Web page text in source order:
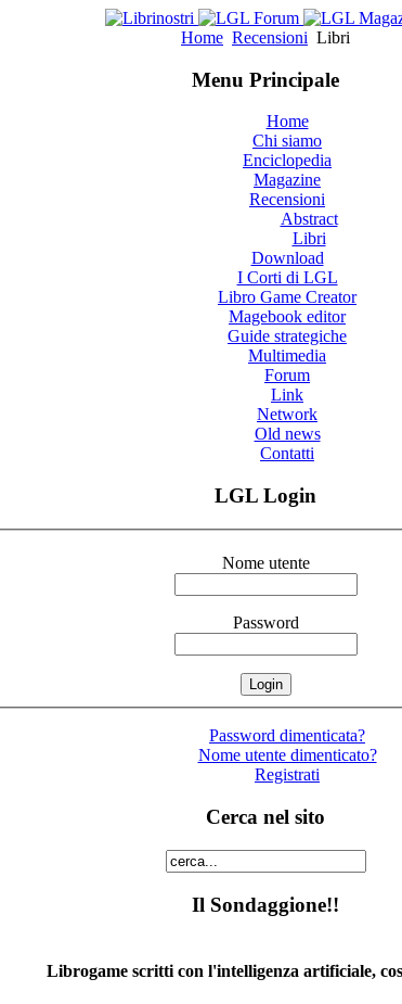
Home Recensioni Libri
Menu Principale
Home
Chi siamo
Enciclopedia
Magazine
Recensioni
Abstract
Libri
Download
I Corti di LGL
Libro Game Creator
Magebook editor
Guide strategiche
Multimedia
Forum
Link
Network
Old news
Contatti
LGL Login
Nome utente
Password
Password dimenticata?
Nome utente dimenticato?
Registrati
Cerca nel sito
Il Sondaggione!!
Librogame scritti con l'intelligenza artificiale,